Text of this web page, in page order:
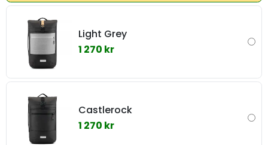
Light Grey
1 270 kr
Castlerock
1 270 kr